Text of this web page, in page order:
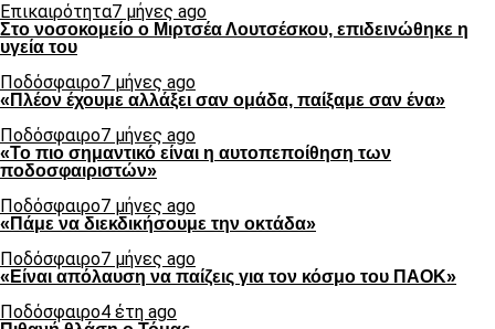
Επικαιρότητα7 μήνες ago
Στο νοσοκομείο ο Μιρτσέα Λουτσέσκου, επιδεινώθηκε η
υγεία του
Ποδόσφαιρο7 μήνες ago
«Πλέον έχουμε αλλάξει σαν ομάδα, παίξαμε σαν ένα»
Ποδόσφαιρο7 μήνες ago
«Το πιο σημαντικό είναι η αυτοπεποίθηση των
ποδοσφαιριστών»
Ποδόσφαιρο7 μήνες ago
«Πάμε να διεκδικήσουμε την οκτάδα»
Ποδόσφαιρο7 μήνες ago
«Είναι απόλαυση να παίζεις για τον κόσμο του ΠΑΟΚ»
Ποδόσφαιρο4 έτη ago